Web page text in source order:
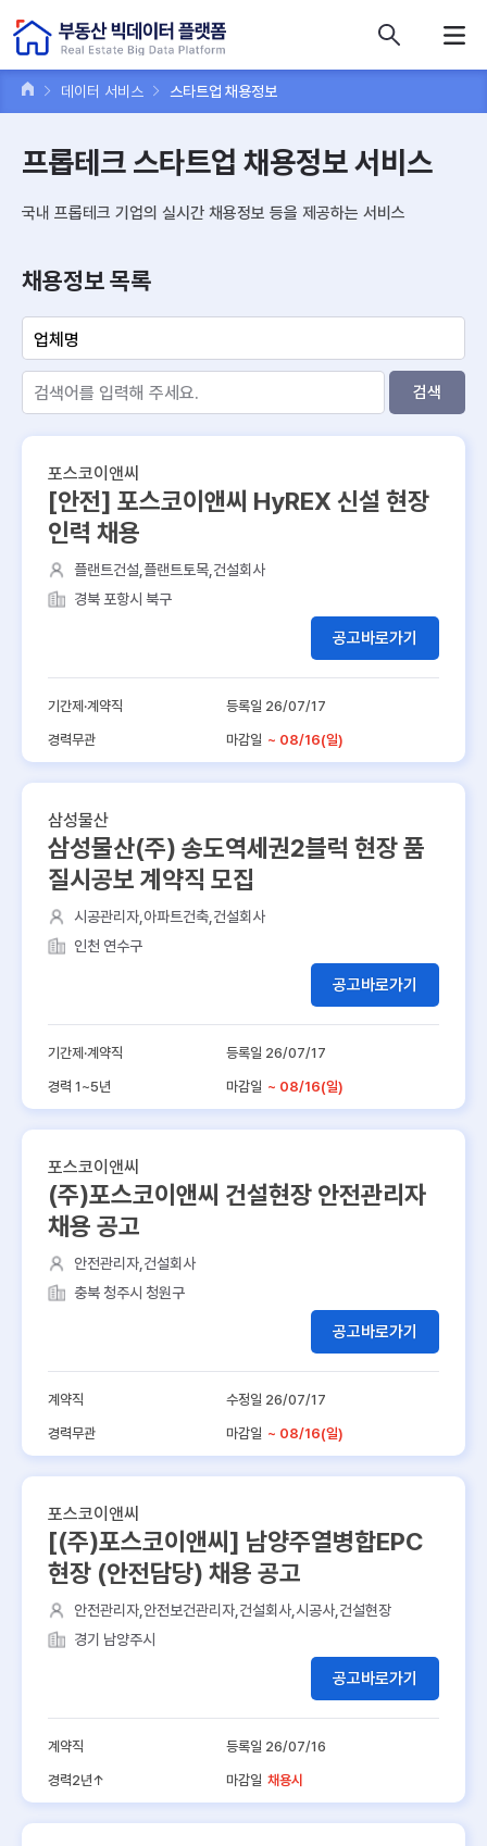
데이터 서비스 스타트업 채용정보
프롭테크 스타트업 채용정보 서비스
국내 프롭테크 기업의 실시간 채용정보 등을 제공하는 서비스
채용정보 목록
검색
포스코이앤씨
[안전] 포스코이앤씨 HyREX 신설 현장
인력 채용
플랜트건설,플랜트토목,건설회사
경북 포항시 북구
공고바로가기
기간제·계약직 등록일 26/07/17
경력무관 마감일 ~ 08/16(일)
삼성물산
삼성물산(주) 송도역세권2블럭 현장 품
질시공보 계약직 모집
시공관리자,아파트건축,건설회사
인천 연수구
공고바로가기
기간제·계약직 등록일 26/07/17
경력 1~5년 마감일 ~ 08/16(일)
포스코이앤씨
(주)포스코이앤씨 건설현장 안전관리자
채용 공고
안전관리자,건설회사
충북 청주시 청원구
공고바로가기
계약직 수정일 26/07/17
경력무관 마감일 ~ 08/16(일)
포스코이앤씨
[(주)포스코이앤씨] 남양주열병합EPC
현장 (안전담당) 채용 공고
안전관리자,안전보건관리자,건설회사,시공사,건설현장
경기 남양주시
공고바로가기
계약직 등록일 26/07/16
경력2년↑ 마감일 채용시